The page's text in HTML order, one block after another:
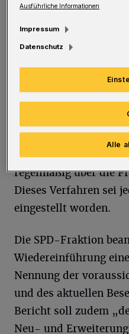
Weil zuletzt keine
worden seien, „fehlte
Instrument, um den
nachzuvollziehen“,
ordnungspolitischer
Ratsfraktion. Bis zur
Ratsperiode habe die
regelmäßig über die
Dieses Verfahren sei
eingestellt worden.
Die SPD-Fraktion
Wiedereinführung
Nennung der
und des aktuellen
Bericht soll zudem
Neu- und
Ausführliche Informationen
Impressum
Datenschutz
Alle